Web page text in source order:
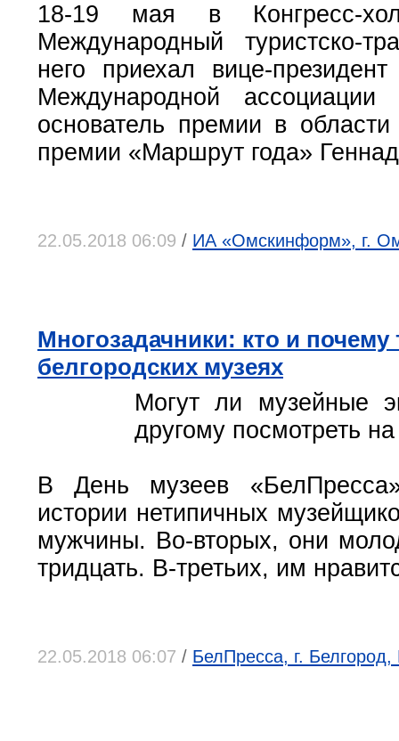
18-19 мая в Конгресс-
Международный туристско-
него приехал вице-
Международной ассоциации
основатель премии в
премии «Маршрут года»
22.05.2018 06:09 / ИА «Омскинформ», г.
Многозадачники: кто и почему
белгородских музеях
Могут ли музейные
другому посмотреть
В День музеев
истории нетипичных
мужчины. Во-вторых, они
тридцать. В-третьих, им
22.05.2018 06:07 / БелПресса, г. Белгород,